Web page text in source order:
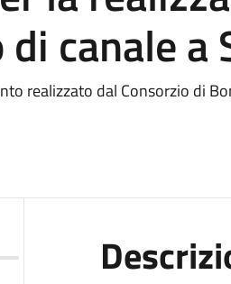
canale a
realizzato dal Consorzio di